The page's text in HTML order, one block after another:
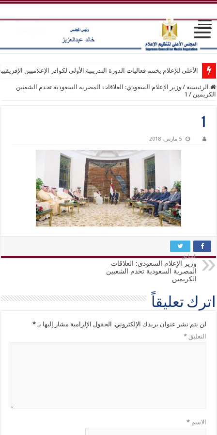
الأعلى للإعلام يختتم فعاليات الدورة التدريبية الأولى لكوادر الإعلاميين
الرئيسية / وزير الإعلام السعودي: العلاقات المصرية السعودية تخدم الشعبين
الكريمين /
1
1
5 مارس، 2018
السابق
وزير الإعلام السعودي: العلاقات
المصرية السعودية تخدم الشعبين
الكريمين
اترك تعليقاً
لن يتم نشر عنوان بريدك الإلكتروني. الحقول الإلزامية مشار إليها بـ*
التعليق*
الاسم*